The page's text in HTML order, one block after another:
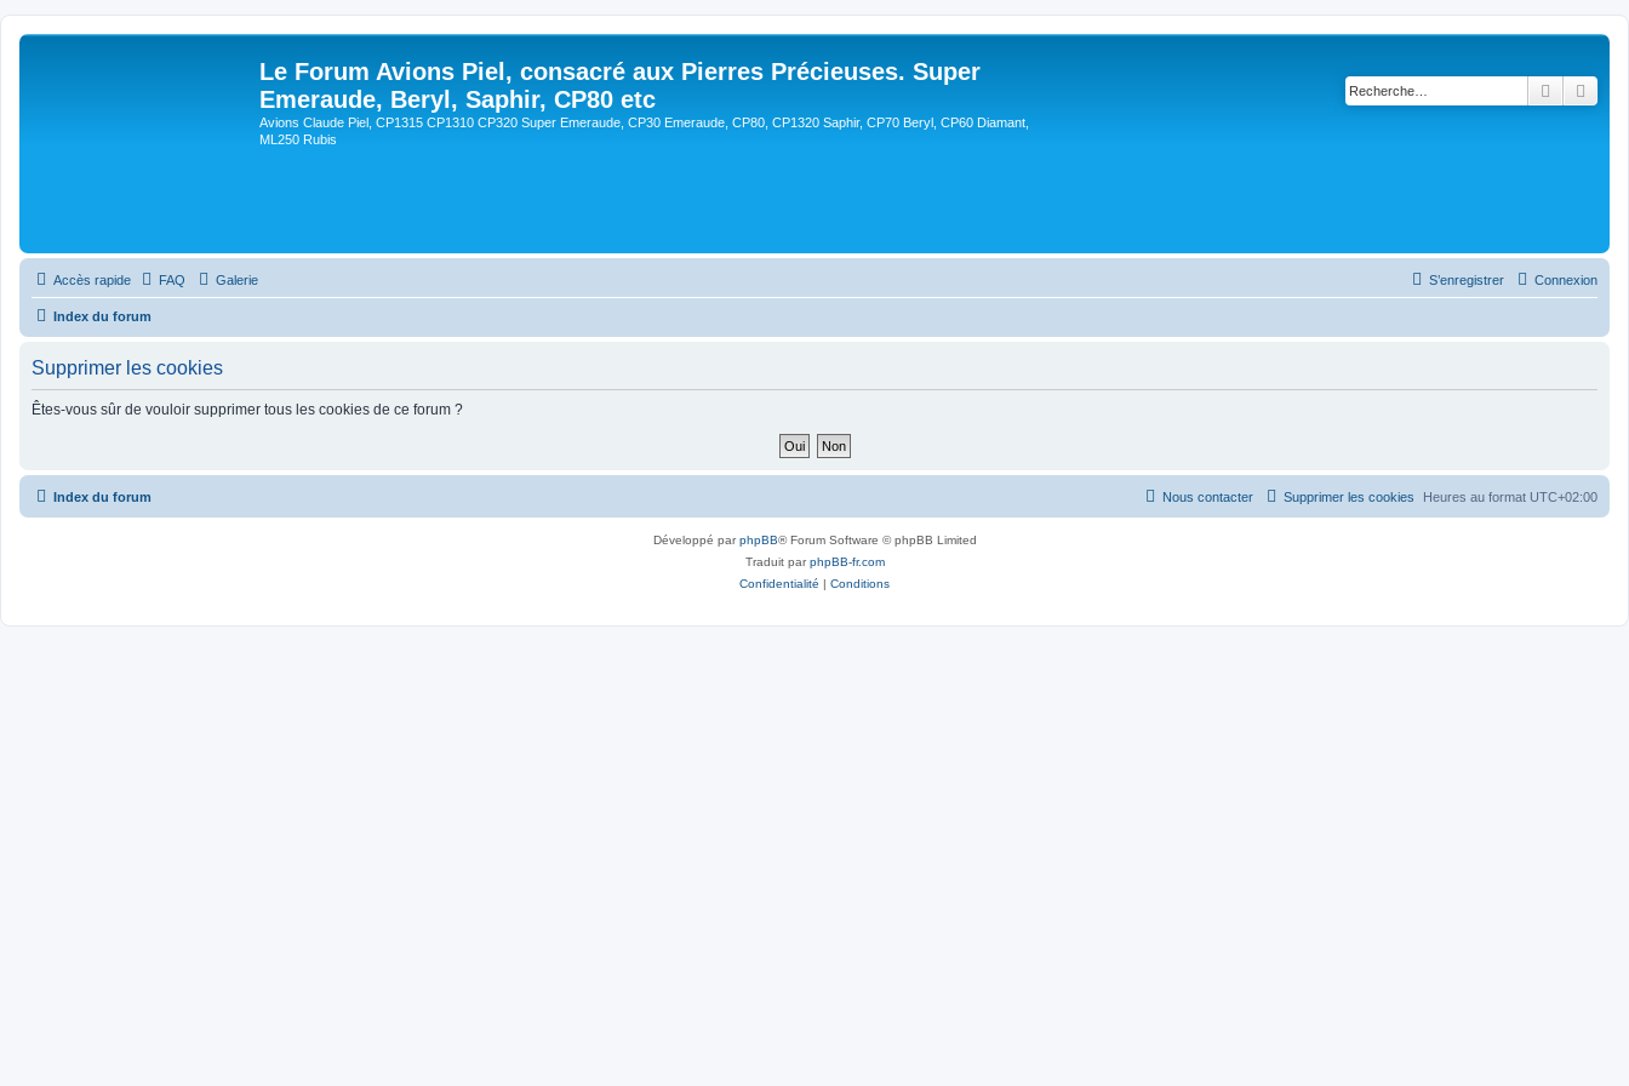
Le Forum Avions Piel, consacré aux Pierres Précieuses. Super
Emeraude, Beryl, Saphir, CP80 etc
Avions Claude Piel, CP1315 CP1310 CP320 Super Emeraude, CP30 Emeraude, CP80, CP1320 Saphir, CP70 Beryl, CP60 Diamant,
ML250 Rubis
Accès rapide FAQ Galerie Connexion
S’enregistrer
Index du forum
Supprimer les cookies
Êtes-vous sûr de vouloir supprimer tous les cookies de ce forum ?
Index du forum Heures au format UTC+02:00
Supprimer les cookies
Nous contacter
Développé parphpBB® Forum Software © phpBB Limited
Traduit parphpBB-fr.com
Confidentialité | Conditions